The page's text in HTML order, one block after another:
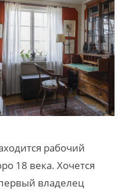
рабочий
18 века. Хочется
владелец